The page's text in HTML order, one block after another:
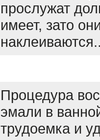
прослужат
имеет, зато
Процедура
эмали в
трудоемка и